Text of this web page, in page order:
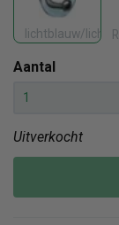
lichtblauw/
Aantal
Uitverkocht